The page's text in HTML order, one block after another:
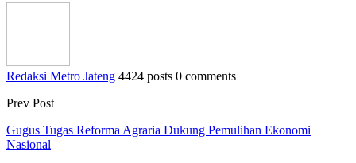
Redaksi Metro Jateng 4424 posts 0 comments
Prev Post
Gugus Tugas Reforma Agraria Dukung Pemulihan Ekonomi
Nasional